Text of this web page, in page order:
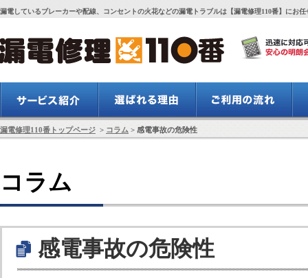
漏電しているブレーカーや配線、コンセントの火花などの漏電トラブルは【漏電修理110番】にお任
漏電修理110番トップページ > コラム > 感電事故の危険性
コラム
感電事故の危険性